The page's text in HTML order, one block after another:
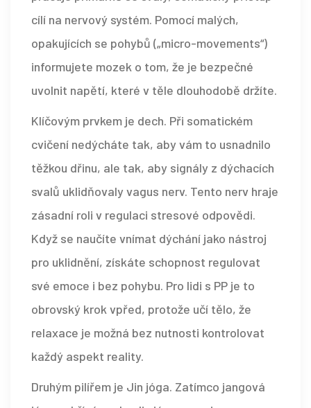
cílí na nervový systém. Pomocí malých,
opakujících se pohybů („micro-movements“)
informujete mozek o tom, že je bezpečné
uvolnit napětí, které v těle dlouhodobě držíte.
Klíčovým prvkem je dech. Při somatickém
cvičení nedýcháte tak, aby vám to usnadnilo
těžkou dřinu, ale tak, aby signály z dýchacích
svalů uklidňovaly vagus nerv. Tento nerv hraje
zásadní roli v regulaci stresové odpovědi.
Když se naučíte vnímat dýchání jako nástroj
pro uklidnění, získáte schopnost regulovat
své emoce i bez pohybu. Pro lidi s PP je to
obrovský krok vpřed, protože učí tělo, že
relaxace je možná bez nutnosti kontrolovat
každý aspekt reality.
Druhým pilířem je Jin jóga. Zatímco jangová